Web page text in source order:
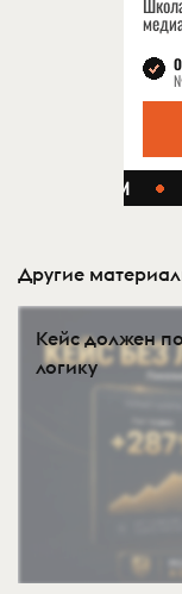
Другие
Кейс должен
логику